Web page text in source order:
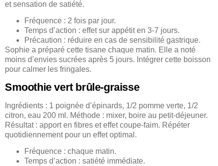
et sensation de satiété.
Fréquence : 2 fois par jour.
Temps d’action : effet sur appétit en 3-7 jours.
Précaution : réduire en cas de sensibilité gastrique.
Sophie a préparé cette tisane chaque matin. Elle a noté
moins d’envies sucrées après 5 jours. Intégrer cette boisson
pour calmer les fringales.
Smoothie vert brûle-graisse
Ingrédients : 1 poignée d’épinards, 1/2 pomme verte, 1/2
citron, eau 200 ml. Méthode : mixer, boire au petit-déjeuner.
Résultat : apport en fibres et effet coupe-faim. Répéter
quotidiennement pour un effet optimal.
Fréquence : chaque matin.
Temps d’action : satiété immédiate.